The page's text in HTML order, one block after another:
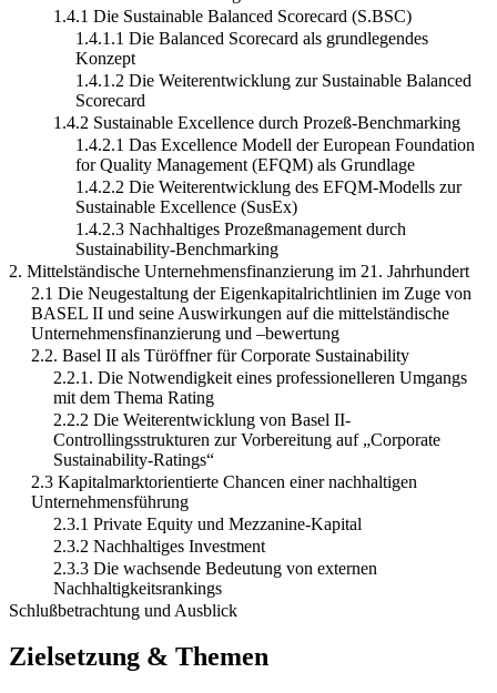
1.4.1 Die Sustainable Balanced Scorecard (S.BSC)
1.4.1.1 Die Balanced Scorecard als grundlegendes
Konzept
1.4.1.2 Die Weiterentwicklung zur Sustainable Balanced
Scorecard
1.4.2 Sustainable Excellence durch Prozeß-Benchmarking
1.4.2.1 Das Excellence Modell der European Foundation
for Quality Management (EFQM) als Grundlage
1.4.2.2 Die Weiterentwicklung des EFQM-Modells zur
Sustainable Excellence (SusEx)
1.4.2.3 Nachhaltiges Prozeßmanagement durch
Sustainability-Benchmarking
2. Mittelständische Unternehmensfinanzierung im 21. Jahrhundert
2.1 Die Neugestaltung der Eigenkapitalrichtlinien im Zuge von
BASEL II und seine Auswirkungen auf die mittelständische
Unternehmensfinanzierung und –bewertung
2.2. Basel II als Türöffner für Corporate Sustainability
2.2.1. Die Notwendigkeit eines professionelleren Umgangs
mit dem Thema Rating
2.2.2 Die Weiterentwicklung von Basel II-
Controllingsstrukturen zur Vorbereitung auf „Corporate
Sustainability-Ratings“
2.3 Kapitalmarktorientierte Chancen einer nachhaltigen
Unternehmensführung
2.3.1 Private Equity und Mezzanine-Kapital
2.3.2 Nachhaltiges Investment
2.3.3 Die wachsende Bedeutung von externen
Nachhaltigkeitsrankings
Schlußbetrachtung und Ausblick
Zielsetzung & Themen